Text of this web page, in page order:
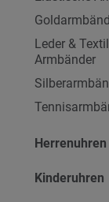
Leder & Textil
Armbänder
Herrenuhren
Kinderuhren